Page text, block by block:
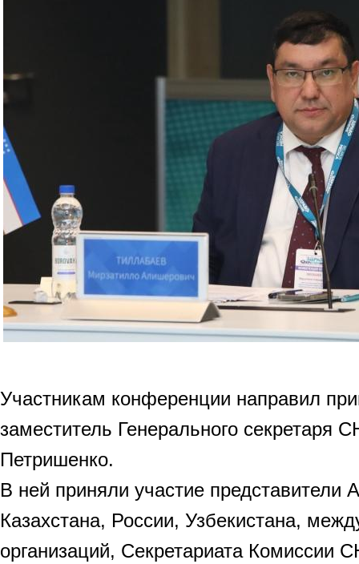
Участникам конференции направил
заместитель Генерального секретаря
Петришенко.
В ней приняли участие представители
Казахстана, России, Узбекистана,
организаций, Секретариата Комиссии